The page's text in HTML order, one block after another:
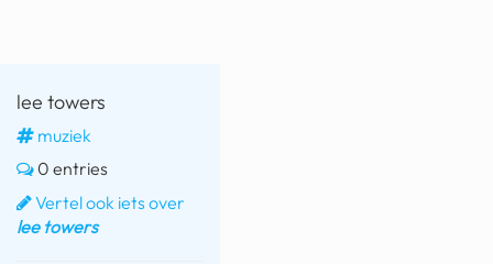
yusuf dikeç
armand duplantis
duitsland
lee towers
muziek
0 entries
Vertel ook iets over
lee towers